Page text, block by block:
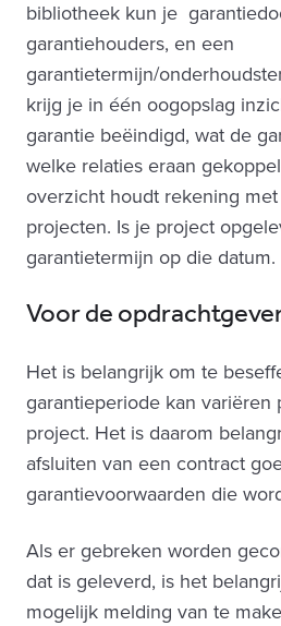
bibliotheek kun je
garantiehouders, en een
garantietermijn/
krijg je in één oogopslag
garantie beëindigd, wat de
welke relaties eraan
overzicht houdt rekening
projecten. Is je project
garantietermijn op die datum.
Voor de
Het is belangrijk om te
garantieperiode kan variëren
project. Het is daarom
afsluiten van een contract
garantievoorwaarden die
Als er gebreken worden
dat is geleverd, is het
mogelijk melding van te